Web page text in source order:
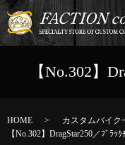
【No.302】
HOME カスタムバイク
【No.302】DragStar250／ﾌﾞﾗｯｸ